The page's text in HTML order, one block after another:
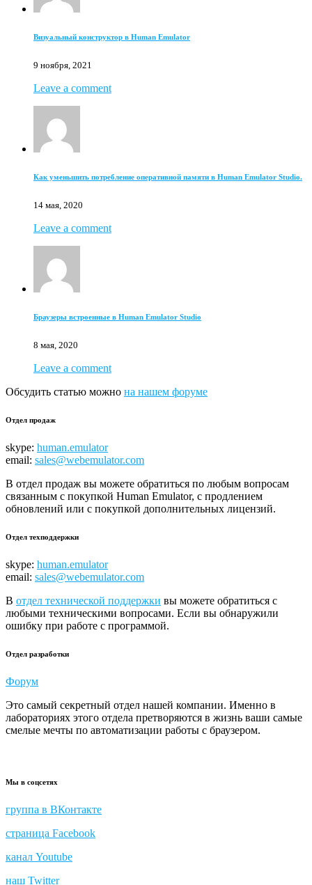
Визуальный конструктор в Human Emulator
9 ноября, 2021
Leave a comment
Как уменьшить потребление оперативной памяти в Human Emulator Studio.
14 мая, 2020
Leave a comment
Браузеры встроенные в Human Emulator Studio
8 мая, 2020
Leave a comment
Обсудить статью можно на нашем форуме
Отдел продаж
skype: human.emulator
email: sales@webemulator.com
В отдел продаж вы можете обратиться по любым вопросам
связанным с покупкой Human Emulator, с продлением
обновлений или с покупкой дополнительных лицензий.
Отдел техподдержки
skype: human.emulator
email: sales@webemulator.com
В отдел технической поддержки вы можете обратиться с
любыми техническими вопросами. Если вы обнаружили
ошибку при работе с программой.
Отдел разработки
Форум
Это самый секретный отдел нашей компании. Именно в
лабораториях этого отдела претворяются в жизнь ваши самые
смелые мечты по автоматизации работы с браузером.
Мы в соцсетях
группа в ВКонтакте
страница Facebook
канал Youtube
наш Twitter